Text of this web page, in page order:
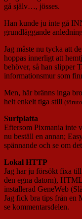
gå själv…, jösses.
Han kunde ju inte gå
grundläggande
Jag måste nu tycka att
hoppas innerligt att
behöver, så han slipper
informationsmur som
Men, här bränns inga
helt enkelt tiga still
Surfplatta
Eftersom Pixmania inte
nu beställ en annan;
spännande och se om
Lokal HTTP
Jag har ju försökt fixa
den egna datorn),
installerad GeneWeb
Jag fick bra tips från en
se kommentarsdelen.